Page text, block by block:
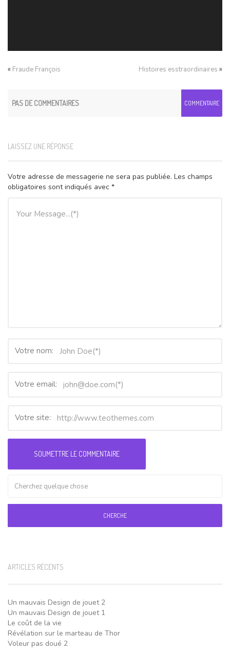
« Fraude François Histoires esstraordinaires »
COMMENTAIRE
PAS DE COMMENTAIRES
LAISSEZ UNE RÉPONSE
Votre adresse de messagerie ne sera pas publiée. Les champs
obligatoires sont indiqués avec *
Votre nom:
Votre email:
Votre site:
CHERCHE
ARTICLES RÉCENTS
Un mauvais Design de jouet 2
Un mauvais Design de jouet 1
Le coût de la vie
Révélation sur le marteau de Thor
Voleur pas doué 2